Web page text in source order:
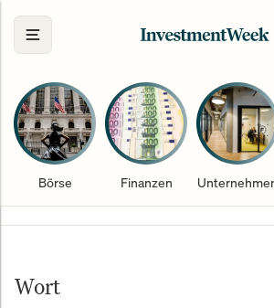
Börse Finanzen
Wort